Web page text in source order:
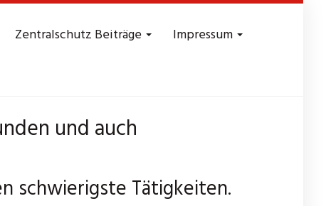
Zentralschutz Beiträge Impressum
und auch
schwierigste Tätigkeiten.